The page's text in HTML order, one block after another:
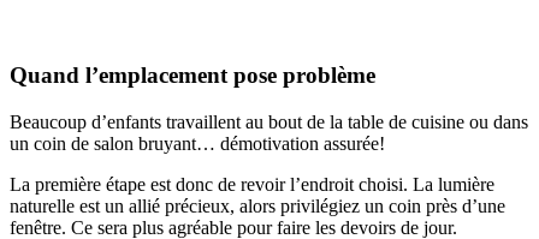
Quand l’emplacement pose problème
Beaucoup d’enfants travaillent au bout de la table de cuisine ou dans
un coin de salon bruyant… démotivation assurée!
La première étape est donc de revoir l’endroit choisi. La lumière
naturelle est un allié précieux, alors privilégiez un coin près d’une
fenêtre. Ce sera plus agréable pour faire les devoirs de jour.